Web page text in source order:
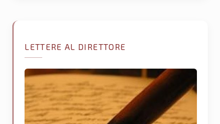
LETTERE AL DIRETTORE